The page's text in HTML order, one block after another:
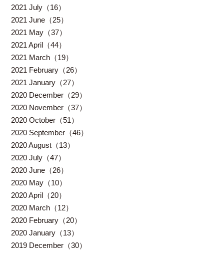
2021 July（16）
2021 June（25）
2021 May（37）
2021 April（44）
2021 March（19）
2021 February（26）
2021 January（27）
2020 December（29）
2020 November（37）
2020 October（51）
2020 September（46）
2020 August（13）
2020 July（47）
2020 June（26）
2020 May（10）
2020 April（20）
2020 March（12）
2020 February（20）
2020 January（13）
2019 December（30）